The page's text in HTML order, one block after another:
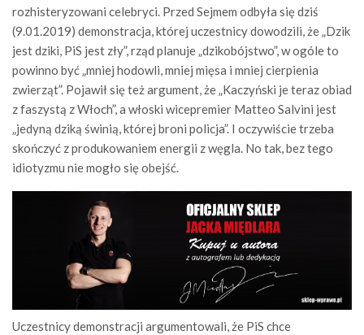
rozhisteryzowani celebryci. Przed Sejmem odbyła się dziś
(9.01.2019) demonstracja, której uczestnicy dowodzili, że „Dzik
jest dziki, PiS jest zły”, rząd planuje „dzikobójstwo”, w ogóle to
powinno być „mniej hodowli, mniej mięsa i mniej cierpienia
zwierząt”. Pojawił się też argument, że „Kaczyński je teraz obiad
z faszystą z Włoch”, a włoski wicepremier Matteo Salvini jest
„jedyną dziką świnią, której broni policja”. I oczywiście trzeba
skończyć z produkowaniem energii z węgla. No tak, bez tego
idiotyzmu nie mogło się obejść.
Uczestnicy demonstracji argumentowali, że PiS chce